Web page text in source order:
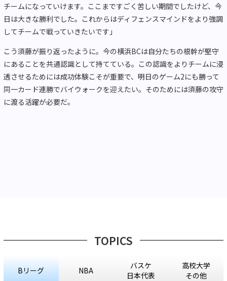
チームになっていけます。ここまですごく苦しい期間でしたけど、今
日は大きな勝利でした。これからはディフェンスマインドをより強調
してチームで戦っていきたいです」
こう須藤が振り返ったように。今の横浜BCは自分たちの根幹が堅守
にあることを共通認識として持てている。この認識をよりチームに浸
透させるためには成功体験こそが重要で、明日のゲーム2にも勝って
同一カード連勝でバイウォークを迎えたい。そのためには須藤の攻守
に渡る活躍が必要だ。
TOPICS
Bリーグ NBA
バスケ
日本代表
高校大学
その他